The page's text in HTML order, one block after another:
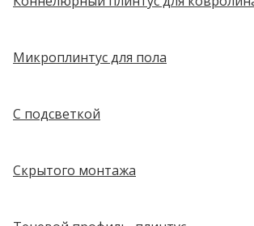
Микроплинтус для пола
С подсветкой
Скрытого монтажа